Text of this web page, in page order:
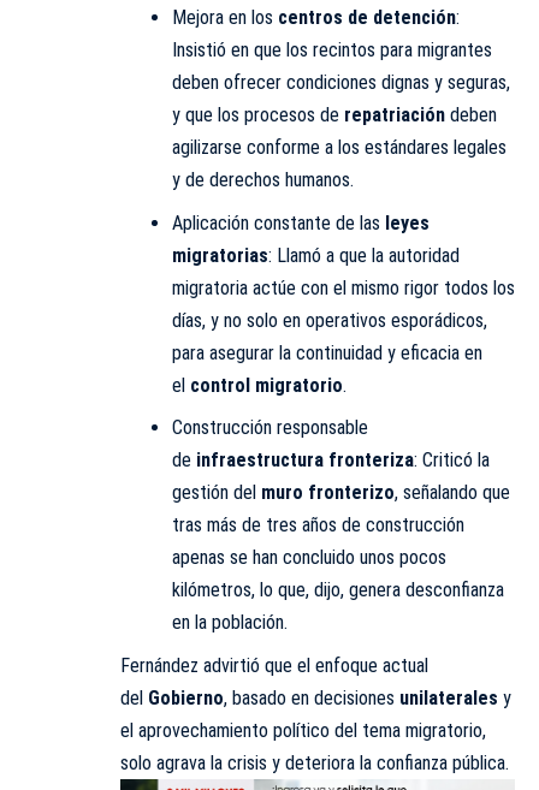
Mejora en los centros de detención:
Insistió en que los recintos para migrantes
deben ofrecer condiciones dignas y seguras,
y que los procesos de repatriacióndeben
agilizarse conforme a los estándares legales
y de derechos humanos.
Aplicación constante de las leyes
migratorias: Llamó a que la autoridad
migratoria actúe con el mismo rigor todos los
días, y no solo en operativos esporádicos,
para asegurar la continuidad y eficacia en
el control migratorio.
Construcción responsable
de infraestructura fronteriza: Criticó la
gestión del muro fronterizo, señalando que
tras más de tres años de construcción
apenas se han concluido unos pocos
kilómetros, lo que, dijo, genera desconfianza
en la población.
Fernández advirtió que el enfoque actual
del Gobierno, basado en decisiones unilaterales y
el aprovechamiento político del tema migratorio,
solo agrava la crisis y deteriora la confianza pública.